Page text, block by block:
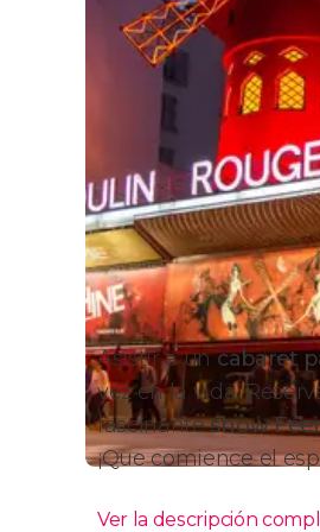
Asistir a uncabaret
vez en la vida.
fascinanteshow
¡Que comience el
Ver la descripción